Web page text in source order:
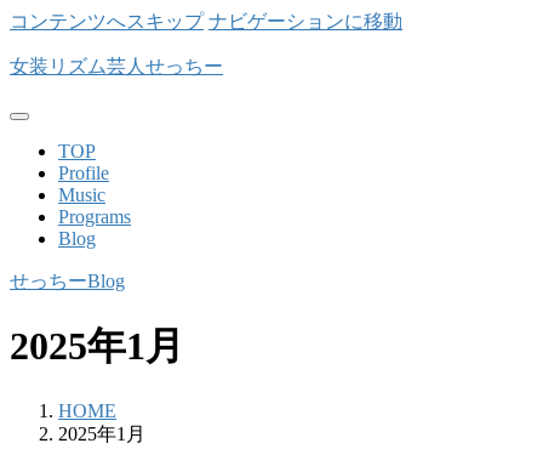
コンテンツへスキップ ナビゲーションに移動
女装リズム芸人せっちー
TOP
Profile
Music
Programs
Blog
せっちーBlog
2025年1月
HOME
2025年1月